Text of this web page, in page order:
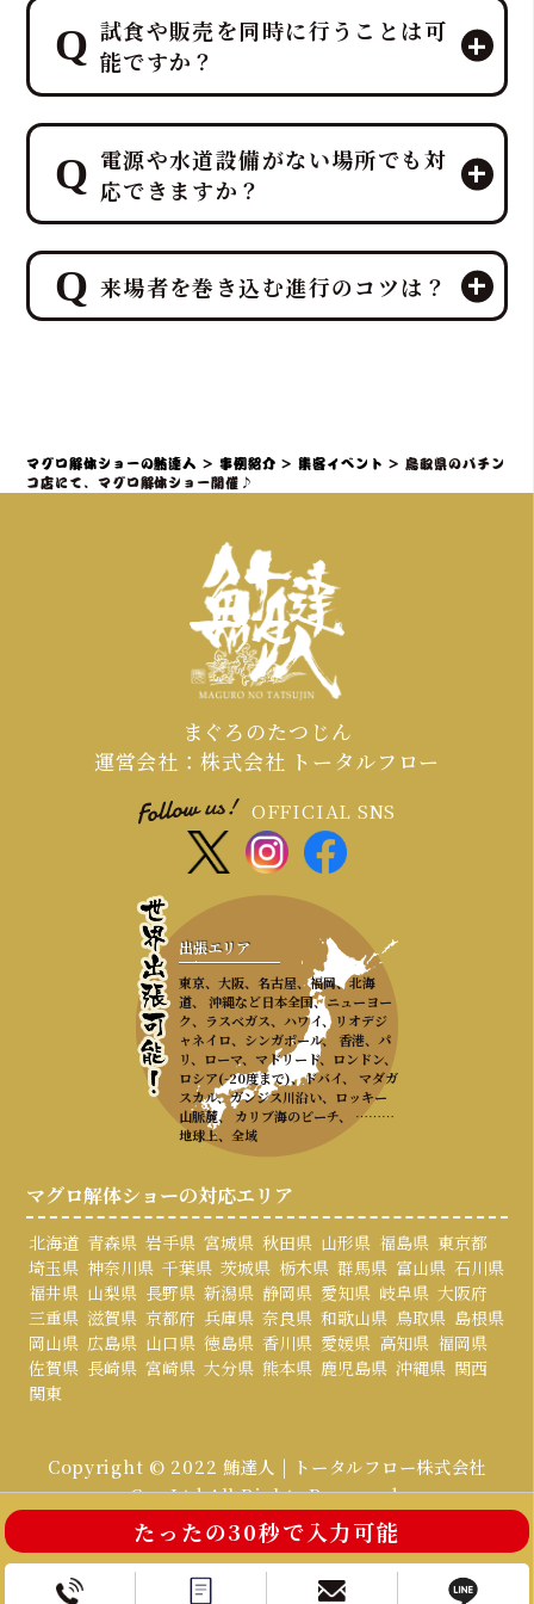
お電話はこちら お問い合わせ
たったの30秒で入力可能
試食や販売を同時に行うことは可
能ですか？
エンターテイメントとして楽しんでい
ただいた後、その場で最高の贅沢を味
わう「試食」と、イベント後の楽しみ
を提供する「販売」を同時に行うこと
が可能です。
特に集客イベントや法人宴会では、こ
の「試食＆販売」の組み合わせが、イ
電源や水道設備がない場所でも対
応できますか？
ご安心ください。出張ケータリング日
本一、ケータリング部門実績No.1を誇
るプロ集団である鮪達人は、電源や水
の実施実績があります。
来場者を巻き込む進行のコツは？
グロ解体ショーを全員参加型のエンタ
ーテイメントとして昇華させるプロの
グ＆サプライズ入場」で期待感を高
め、「共同作業と写真映え」で誰もが
主役になり、「ライブで食す」最高の
カタルシスを提供することがです。
マグロ解体ショーの鮪達人 > 事例紹介 >集客イベント >鳥取県のパチン
コ店にて、マグロ解体ショー開催♪
まぐろのたつじん
運営会社：株式会社 トータルフロー
OFFICIAL SNS
出張エリア
東京、大阪、名古屋、福岡、北海
道、 沖縄など日本全国、ニューヨー
ク、ラスベガス、ハワイ、リオデジ
ャネイロ、シンガポール、 香港、パ
リ、ローマ、マドリード、ロンドン、
ロシア(-20度まで)、ドバイ、 マダガ
スカル、ガンジス川沿い、ロッキー
山脈麓、 カリブ海のビーチ、 ………
地球上、全域
マグロ解体ショーの対応エリア
北海道 青森県 岩手県 宮城県 秋田県 山形県 福島県 東京都
埼玉県 神奈川県 千葉県 茨城県 栃木県 群馬県 富山県 石川県
福井県 山梨県 長野県 新潟県 静岡県 愛知県 岐阜県 大阪府
三重県 滋賀県 京都府 兵庫県 奈良県 和歌山県 鳥取県 島根県
岡山県 広島県 山口県 徳島県 香川県 愛媛県 高知県 福岡県
佐賀県 長崎県 宮崎県 大分県 熊本県 鹿児島県 沖縄県 関西
関東
Copyright © 2022 鮪達人 | トータルフロー株式会社
Co., Ltd All Rights Reserved.